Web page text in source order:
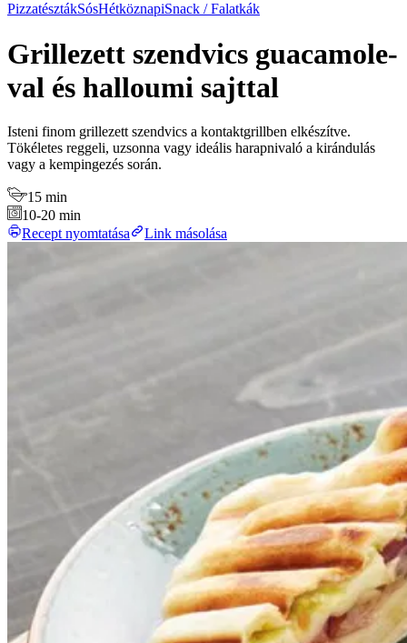
PizzatésztákSósHétköznapiSnack / Falatkák
Grillezett szendvics guacamole-
val és halloumi sajttal
Isteni finom grillezett szendvics a kontaktgrillben elkészítve.
Tökéletes reggeli, uzsonna vagy ideális harapnivaló a kirándulás
vagy a kempingezés során.
15 min
10-20 min
Recept nyomtatása
Link másolása